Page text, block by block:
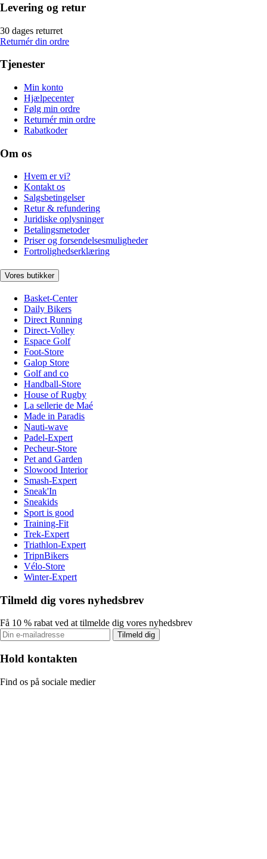
Levering og retur
30 dages returret
Returnér din ordre
Tjenester
Min konto
Hjælpecenter
Følg min ordre
Returnér min ordre
Rabatkoder
Om os
Hvem er vi?
Kontakt os
Salgsbetingelser
Retur & refundering
Juridiske oplysninger
Betalingsmetoder
Priser og forsendelsesmuligheder
Fortrolighedserklæring
Vores butikker
Basket-Center
Daily Bikers
Direct Running
Direct-Volley
Espace Golf
Foot-Store
Galop Store
Golf and co
Handball-Store
House of Rugby
La sellerie de Maé
Made in Paradis
Nauti-wave
Padel-Expert
Pecheur-Store
Pet and Garden
Slowood Interior
Smash-Expert
Sneak'In
Sneakids
Sport is good
Training-Fit
Trek-Expert
Triathlon-Expert
TripnBikers
Vélo-Store
Winter-Expert
Tilmeld dig vores nyhedsbrev
Få 10 % rabat ved at tilmelde dig vores nyhedsbrev
Tilmeld dig
Hold kontakten
Find os på sociale medier